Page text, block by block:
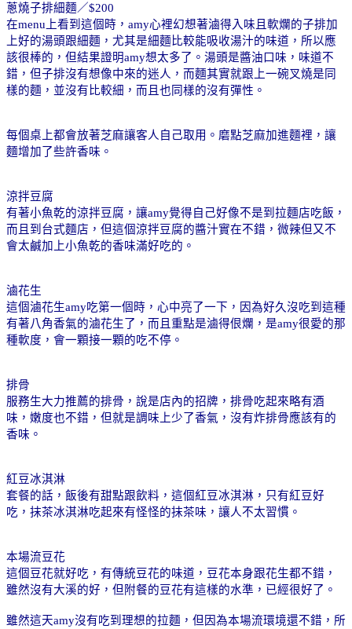
蔥燒子排細麵／$200
在menu 上看到這個時， amy心裡幻想著滷得入味且軟爛的子排加
上好的湯頭跟細麵，尤其是細麵比較能吸收湯汁的味道，所以應
該很棒的，但結果證明amy想太多了 。湯頭是醬油口味，味道不
錯，但子排沒有想像中來的迷人，而麵其實就跟上一碗叉燒是同
樣的麵，並沒有比較細，而且也同樣的沒有彈性。
每個桌上都會放著芝麻讓客人自己取用。磨點芝麻加進麵裡，讓
麵增加了些許香味。
涼拌豆腐
有著小魚乾的涼拌豆腐，讓amy覺得自己好像不是到拉麵店吃飯，
而且到台式麵店，但這個涼拌豆腐的醬汁實在不錯，微辣但又不
會太鹹加上小魚乾的香味滿好吃的。
滷花生
這個滷花生amy吃第一個時，心中亮了一下，因為好久沒吃到這種
有著八角香氣的滷花生了，而且重點是滷得佷爛，是amy很愛的那
種軟度，會一顆接一顆的吃不停。
排骨
服務生大力推薦的排骨，說是店內的招牌，排骨吃起來略有酒
味，嫩度也不錯，但就是調味上少了香氣，沒有炸排骨應該有的
香味。
紅豆冰淇淋
套餐的話，飯後有甜點跟飲料，這個紅豆冰淇淋，只有紅豆好
吃，抹茶冰淇淋吃起來有怪怪的抹茶味，讓人不太習慣。
本場流豆花
這個豆花就好吃，有傳統豆花的味道，豆花本身跟花生都不錯，
雖然沒有大溪的好，但附餐的豆花有這樣的水準，已經很好了。
雖然這天amy沒有吃到理想的拉麵，但因為本場流環境還不錯，所